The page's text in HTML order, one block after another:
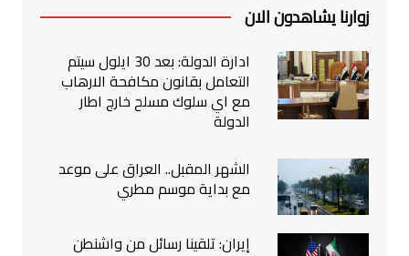
زوارنا يشاهدون الان
ادارة الدولة: بعد 30 ايلول سيتم
التعامل بقانون مكافحة الارهاب
مع اي سلوك مسلح خارج اطار
الدولة
الشهر المقبل.. العراق على موعد
مع بداية موسم مطري
إيران: تلقينا رسائل من واشنطن